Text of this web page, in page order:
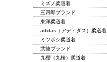
ミズノ柔道着
三四郎ブランド
東洋柔道着
adidas（アディダス）柔道着
ミツボシ柔道着
武徳ブランド
九櫻（九桜）柔道着